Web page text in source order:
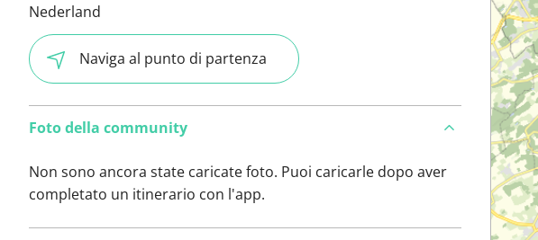
Nederland
Naviga al punto di partenza
Foto della community
Non sono ancora state caricate foto. Puoi caricarle dopo aver
completato un itinerario con l'app.